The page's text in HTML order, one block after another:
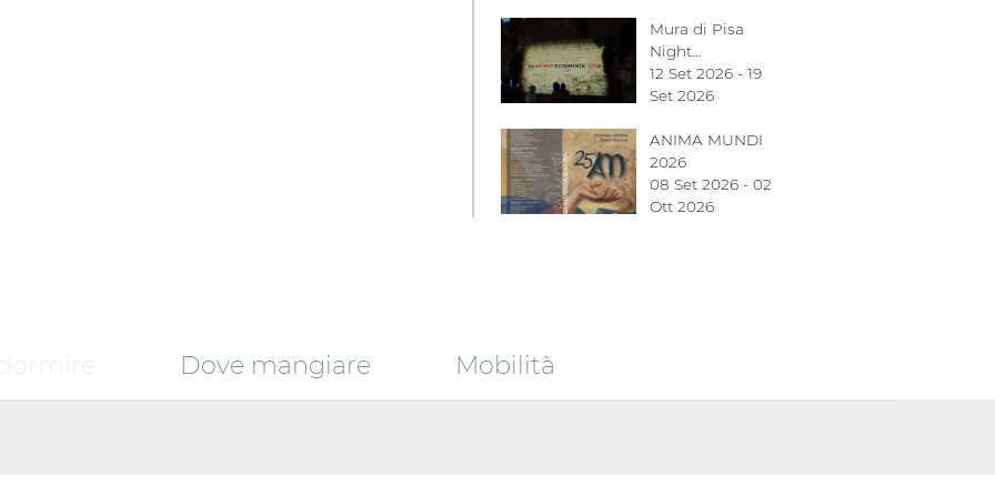
Mura di Pisa
Night…
12 Set 2026 - 19
Set 2026
ANIMA MUNDI
2026
08 Set 2026 - 02
Ott 2026
Dove mangiare Mobilità